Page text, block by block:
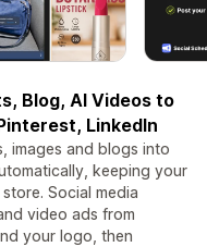
Blog, AI Videos to
LinkedIn
images and blogs into
keeping your
Social media
video ads from
your logo, then